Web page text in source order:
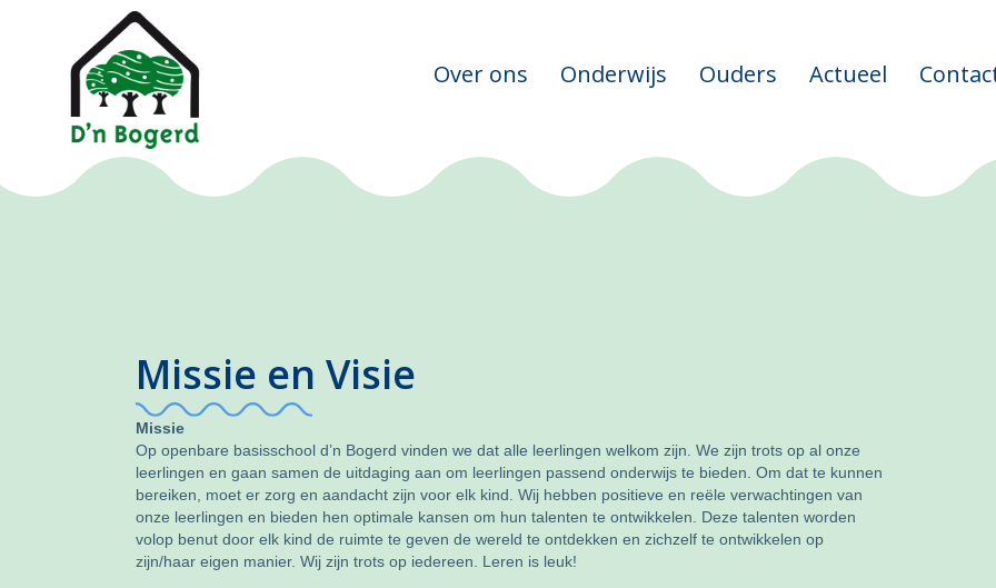
Over ons Onderwijs Ouders Actueel
Missie en Visie
Missie
Op openbare basisschool d’n Bogerd vinden we dat alle leerlingen welkom zijn. We zijn trots op al onze
leerlingen en gaan samen de uitdaging aan om leerlingen passend onderwijs te bieden. Om dat te kunnen
bereiken, moet er zorg en aandacht zijn voor elk kind. Wij hebben positieve en reële verwachtingen van
onze leerlingen en bieden hen optimale kansen om hun talenten te ontwikkelen. Deze talenten worden
volop benut door elk kind de ruimte te geven de wereld te ontdekken en zichzelf te ontwikkelen op
zijn/haar eigen manier. Wij zijn trots op iedereen. Leren is leuk!